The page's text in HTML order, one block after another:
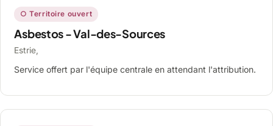
○ Territoire ouvert
Asbestos - Val-des-Sources
Estrie,
Service offert par l'équipe centrale en attendant l'attribution.